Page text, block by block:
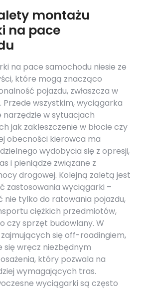
montażu
na pace
na pace samochodu niesie ze
które mogą znacząco
pojazdu, zwłaszcza w
wszystkim, wyciągarka
w sytuacjach
jak zakleszczenie w błocie czy
obecności kierowca ma
wydobycia się z opresji,
i pieniądze związane z
drogowej. Kolejną zaletą jest
zastosowania wyciągarki –
nie tylko do ratowania pojazdu,
ciężkich przedmiotów,
czy sprzęt budowlany. W
się off-roadingiem,
się wręcz niezbędnym
który pozwala na
wymagających tras.
wyciągarki są często